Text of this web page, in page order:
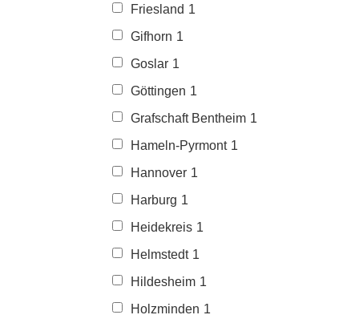
Friesland 1
Gifhorn 1
Goslar 1
Göttingen 1
Grafschaft Bentheim 1
Hameln-Pyrmont 1
Hannover 1
Harburg 1
Heidekreis 1
Helmstedt 1
Hildesheim 1
Holzminden 1